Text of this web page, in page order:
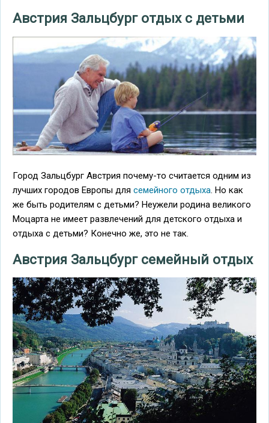
Aвстрия Зальцбург отдых с детьми
Город Зальцбург Австрия почему-то считается одним из
лучших городов Европы для семейного отдыха. Но как
же быть родителям с детьми? Неужели родина великого
Моцарта не имеет развлечений для детского отдыха и
отдыха с детьми? Конечно же, это не так.
Австрия Зальцбург семейный отдых